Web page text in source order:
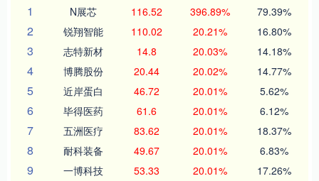
1
N展芯 116.52 396.89% 79.39%
2 锐翔智能 110.02 20.21% 16.80%
3 志特新材 14.8 20.03% 14.18%
4 博腾股份 20.44 20.02% 14.77%
5 近岸蛋白 46.72 20.01% 5.62%
6 毕得医药 61.6 20.01% 6.12%
7 五洲医疗 83.62 20.01% 18.37%
8 耐科装备 49.67 20.01% 6.83%
9 一博科技 53.33 20.01% 17.26%